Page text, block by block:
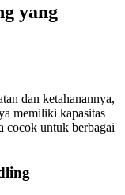
yang
dan ketahanannya,
memiliki kapasitas
cocok untuk berbagai